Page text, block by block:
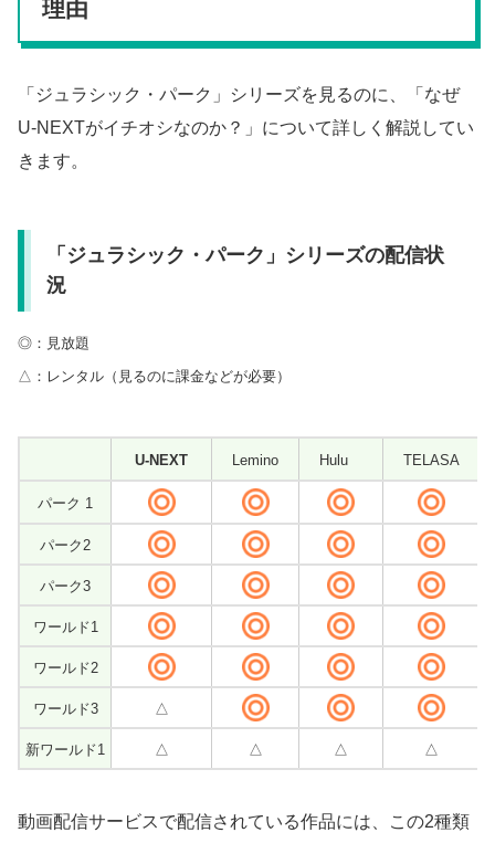
理由
「ジュラシック・パーク」シリーズを見るのに、「なぜ
U-NEXTがイチオシなのか？」について詳しく解説してい
きます。
「ジュラシック・パーク」シリーズの配信状
況
◎：見放題
△：レンタル（見るのに課金などが必要）
U-NEXT Lemino Hulu TELASA
パーク 1
パーク2
パーク3
ワールド1
ワールド2
ワールド3 △
新ワールド1 △ △ △ △
動画配信サービスで配信されている作品には、この2種類